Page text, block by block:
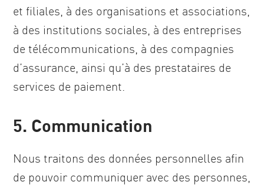
et filiales, à des organisations et associations,
à des institutions sociales, à des entreprises
de télécommunications, à des compagnies
d’assurance, ainsi qu’à des prestataires de
services de paiement.
5. Communication
Nous traitons des données personnelles afin
de pouvoir communiquer avec des personnes,